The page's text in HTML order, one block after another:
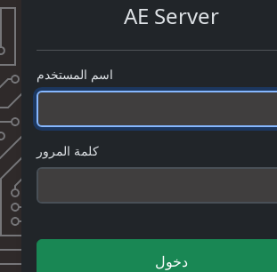
AE Server
اسم المستخدم
كلمة المرور
دخول